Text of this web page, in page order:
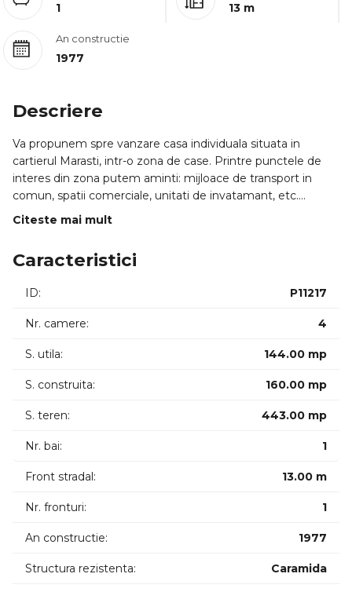
1 13 m
An constructie
1977
Descriere
Va propunem spre vanzare casa individuala situata in
cartierul Marasti, intr-o zona de case. Printre punctele de
interes din zona putem aminti: mijloace de transport in
comun, spatii comerciale, unitati de invatamant, etc.
in suprafata de 443mp, iar frontul la strada este de 13m.
- 4 camere
- 1 baie.
Proprietatea este ideala pentru locuinta familiala sau
calorifere si de izolatia exterioara.
ezitati sa ne contactati! Garantam castigul reciproc!
[ ID Proprietate: P11217 ]
Citeste mai mult
Caracteristici
ID: P11217
Nr. camere: 4
S. utila: 144.00 mp
S. construita: 160.00 mp
S. teren: 443.00 mp
Nr. bai: 1
Front stradal: 13.00 m
Nr. fronturi: 1
An constructie: 1977
Structura rezistenta: Caramida